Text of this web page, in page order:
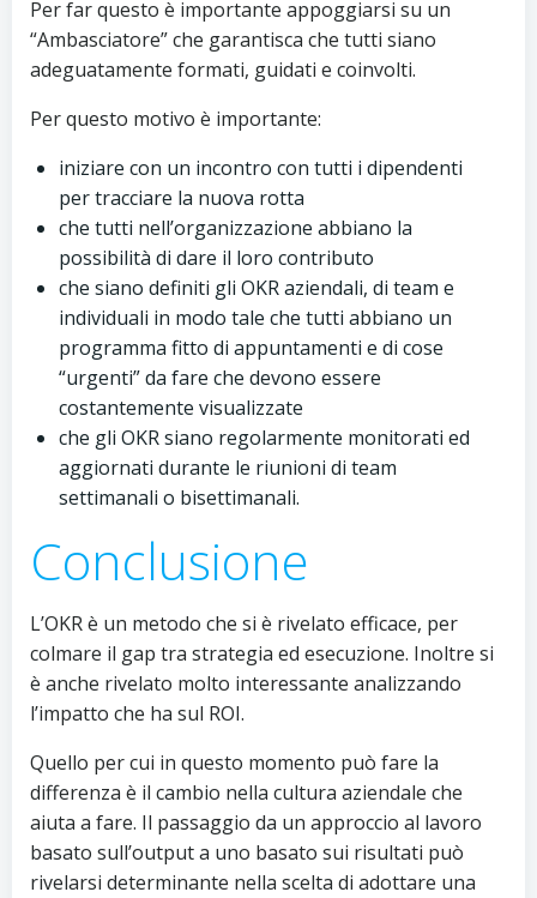
Per far questo è importante appoggiarsi su un
“Ambasciatore” che garantisca che tutti siano
adeguatamente formati, guidati e coinvolti.
Per questo motivo è importante:
iniziare con un incontro con tutti i dipendenti
per tracciare la nuova rotta
che tutti nell’organizzazione abbiano la
possibilità di dare il loro contributo
che siano definiti gli OKR aziendali, di team e
individuali in modo tale che tutti abbiano un
programma fitto di appuntamenti e di cose
“urgenti” da fare che devono essere
costantemente visualizzate
che gli OKR siano regolarmente monitorati ed
aggiornati durante le riunioni di team
settimanali o bisettimanali.
Conclusione
L’OKR è un metodo che si è rivelato efficace, per
colmare il gap tra strategia ed esecuzione. Inoltre si
è anche rivelato molto interessante analizzando
l’impatto che ha sul ROI.
Quello per cui in questo momento può fare la
differenza è il cambio nella cultura aziendale che
aiuta a fare. Il passaggio da un approccio al lavoro
basato sull’output a uno basato sui risultati può
rivelarsi determinante nella scelta di adottare una